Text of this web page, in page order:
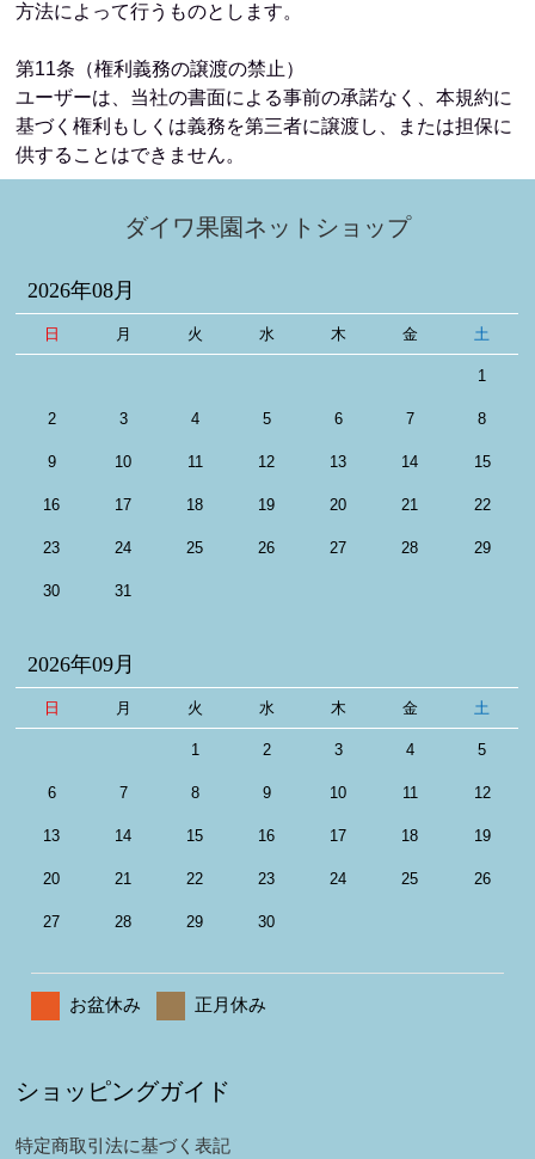
方法によって行うものとします。
第11条（権利義務の譲渡の禁止）
ユーザーは、当社の書面による事前の承諾なく、本規約に
基づく権利もしくは義務を第三者に譲渡し、または担保に
供することはできません。
ダイワ果園ネットショップ
2026年08月
日 月 火 水 木 金 土
1
2 3 4 5 6 7 8
9 10 11 12 13 14 15
16 17 18 19 20 21 22
23 24 25 26 27 28 29
30 31
2026年09月
日 月 火 水 木 金 土
1 2 3 4 5
6 7 8 9 10 11 12
13 14 15 16 17 18 19
20 21 22 23 24 25 26
27 28 29 30
お盆休み 正月休み
ショッピングガイド
特定商取引法に基づく表記